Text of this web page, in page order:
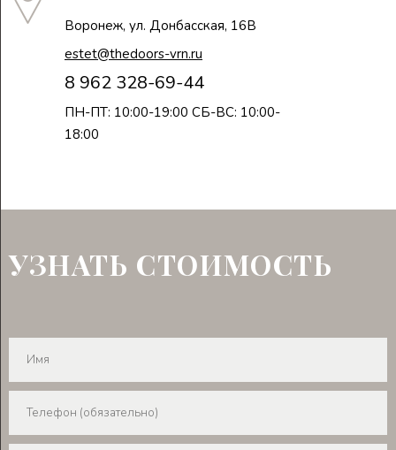
Воронеж, ул. Донбасская, 16В
estet@thedoors-vrn.ru
8 962 328-69-44
ПН-ПТ: 10:00-19:00 СБ-ВС: 10:00-
18:00
УЗНАТЬ СТОИМОСТЬ